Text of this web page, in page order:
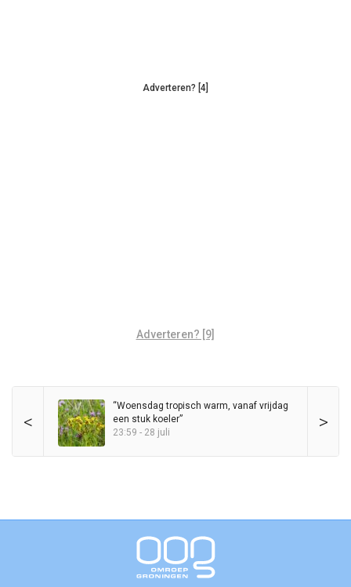
Adverteren? [4]
Adverteren? [9]
< >
“Woensdag tropisch warm, vanaf vrijdag
een stuk koeler”
23:59 - 28 juli